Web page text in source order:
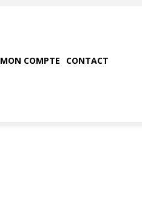
MON COMPTE CONTACT